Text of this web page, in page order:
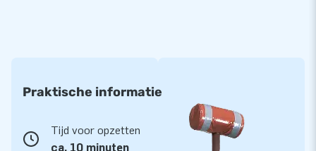
Praktische informatie
Tijd voor opzetten
ca. 10 minuten